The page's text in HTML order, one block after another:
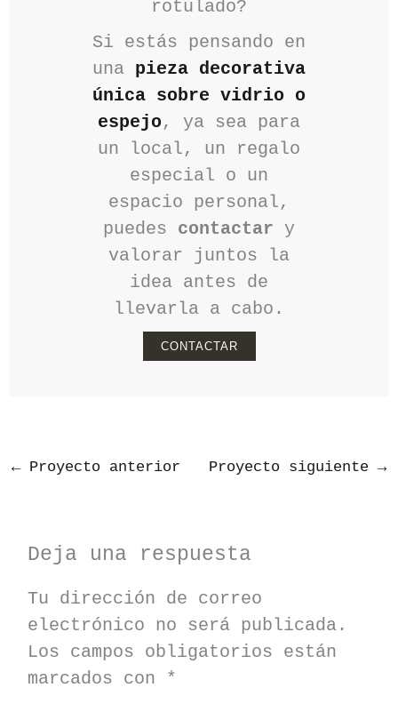
rotulado?
Si estás pensando en
una pieza decorativa
única sobre vidrio o
espejo, ya sea para
un local, un regalo
especial o un
espacio personal,
puedes contactar y
valorar juntos la
idea antes de
llevarla a cabo.
CONTACTAR
←Proyecto anterior Proyecto siguiente→
Deja una respuesta
Tu dirección de correo
electrónico no será publicada.
Los campos obligatorios están
marcados con *